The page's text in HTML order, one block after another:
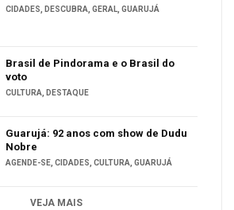
CIDADES DESCUBRA GERAL GUARUJÁ
Brasil de Pindorama e o Brasil do
voto
CULTURA DESTAQUE
Guarujá: 92 anos com show de Dudu
Nobre
AGENDE-SE CIDADES CULTURA GUARUJÁ
VEJA MAIS